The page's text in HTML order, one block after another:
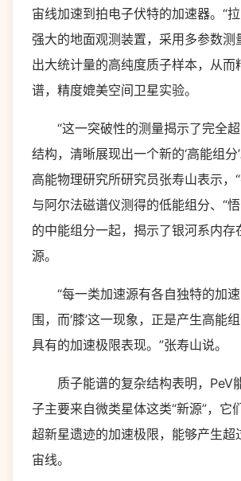
宙线加速到拍电子伏特的加速器。“
强大的地面观测装置，采用多参数测
出大统计量的高纯度质子样本，从而
谱，精度媲美空间卫星实验。
“这一突破性的测量揭示了完全超
结构，清晰展现出一个新的‘高能组分
高能物理研究所研究员张寿山表示，
与阿尔法磁谱仪测得的低能组分、“
的中能组分一起，揭示了银河系内存
源。
“每一类加速源有各自独特的加速
围，而‘膝’这一现象，正是产生高能
具有的加速极限表现。”张寿山说。
质子能谱的复杂结构表明，PeV
子主要来自微类星体这类“新源”，它
超新星遗迹的加速极限，能够产生超
宙线。